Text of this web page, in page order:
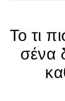
Το τι
σένα